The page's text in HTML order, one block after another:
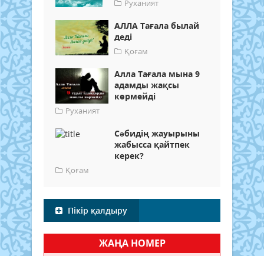
Руханият
АЛЛА Тағала былай
деді
Қоғам
Алла Тағала мына 9
адамды жақсы
көрмейді
Руханият
Сəбидің жауырыны
жабысса қайтпек
керек?
Қоғам
Пікір қалдыру
ЖАҢА НОМЕР